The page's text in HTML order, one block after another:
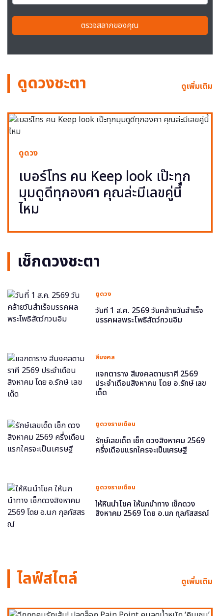
ตรวจสลากของคุณ
ดูดวงชะตา ดูเพิ่มเติม
ดูดวง
เบอร์โทร คน Keep look เป๊ะทุก
มุมดูดีทุกองศา คุณล่ะมีเลขคู่นี้
ไหม
เช็กดวงชะตา
ดูดวง
วันที่ 1 ส.ค. 2569 วันคล้ายวันสำเร็จ
มรรคผลพระโพธิสัตว์กวนอิม
สีมงคล
แจกตาราง สีมงคลตามราศี 2569
ประจำเดือนสิงหาคม โดย อ.รักษ์ เลข
เด็ด
ดูดวงรายเดือน
รักษ์เลขเด็ด เช็ก ดวงสิงหาคม 2569
ครึ่งเดือนแรกใครจะเป็นเศรษฐี
ดูดวงรายเดือน
ให้หินนำโชค ให้นกนำทาง เช็กดวง
สิงหาคม 2569 โดย อ.นก กุลภัสสรณ์
ไลฟ์สไตล์ ดูเพิ่มเติม